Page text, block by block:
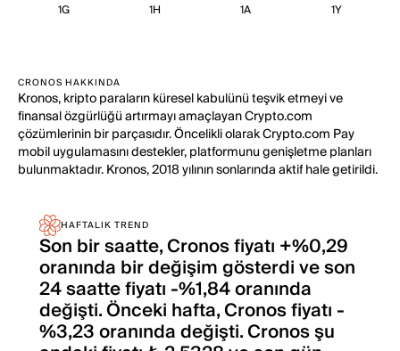
1G 1H 1A 1Y
CRONOS HAKKINDA
Kronos, kripto paraların küresel kabulünü teşvik etmeyi ve
finansal özgürlüğü artırmayı amaçlayan Crypto.com
çözümlerinin bir parçasıdır. Öncelikli olarak Crypto.com Pay
mobil uygulamasını destekler, platformunu genişletme planları
bulunmaktadır. Kronos, 2018 yılının sonlarında aktif hale getirildi.
HAFTALIK TREND
Son bir saatte, Cronos fiyatı +%0,29
oranında bir değişim gösterdi ve son
24 saatte fiyatı -%1,84 oranında
değişti. Önceki hafta, Cronos fiyatı -
%3,23 oranında değişti. Cronos şu